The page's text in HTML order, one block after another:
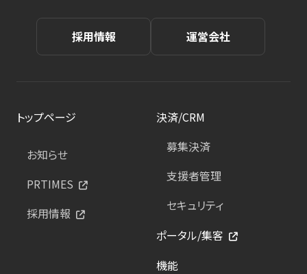
採用情報 運営会社
トップページ
お知らせ
PRTIMES
採用情報
決済/CRM
募集決済
支援者管理
セキュリティ
ポータル/集客
機能